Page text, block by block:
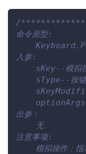
/
命令原型:
入参:
sKey--模拟
sType--按键
出参：
    无
注意事项:
模拟操作：